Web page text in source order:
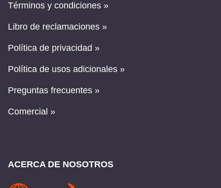
Términos y condiciones »
Libro de reclamaciones »
Política de privacidad »
Política de usos adicionales »
Preguntas frecuentes »
Comercial »
ACERCA DE NOSOTROS